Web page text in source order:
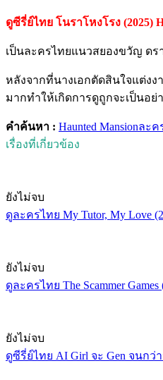
ดูซีรี่ย์ไทย โนราโหงโรง (2025)
เป็นละครไทยแนวสยองขวัญ ด
หลังจากที่นางเอกตัดสินใจแต่ง
มากทำให้เกิดการดูถูกจะเป็นอย่
คำค้นหา : Haunted Mansionละค
เรื่องที่เกี่ยวข้อง
ยังไม่จบ
ดูละครไทย My Tutor, My Love
ยังไม่จบ
ดูละครไทย The Scammer
ยังไม่จบ
ดูซีรี่ย์ไทย AI Girl จะ Gen จนกว่